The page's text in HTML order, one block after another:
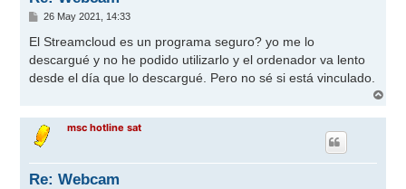
M
n
a
j
e
26 May 2021, 14:33
El Streamcloud es un programa seguro? yo me lo
descargué y no he podido utilizarlo y el ordenador va lento
desde el día que lo descargué. Pero no sé si está vinculado.
r
msc hotline sat
Re: Webcam